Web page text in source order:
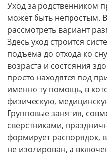
Уход за родственником
может быть непростым.
рассмотреть вариант
Здесь уход строится
подъема до отхода ко
возраста и состояния
просто находятся под
именно ту помощь, в
физическую,
Групповые занятия,
сверстниками,
формирует распорядок,
не изолирован, а